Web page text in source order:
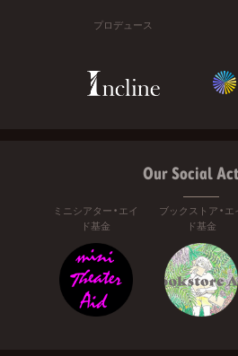
プロデュース
Our Social
ミニシアター・エイ
ド基金
ブックストア・エ
ド基金